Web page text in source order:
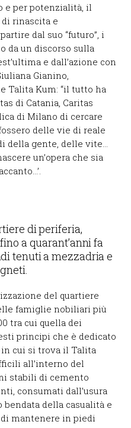
e per potenzialità, il
rinascita e
dal suo “futuro”, i
da un discorso sulla
e dall’azione con
Gianino,
Talita Kum: “il tutto ha
di Catania, Caritas
di Milano di cercare
delle vie di reale
della gente, delle vite…
un’opera che sia
di periferia,
a quarant’anni fa
tenuti a mezzadria e
del quartiere
famiglie nobiliari più
tra cui quella dei
principi che è dedicato
cui si trova il Talita
all’interno del
stabili di cemento
consumati dall’usura
della casualità e
mantenere in piedi